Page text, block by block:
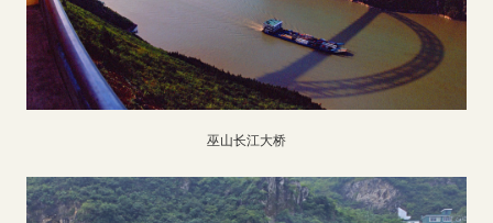
巫山长江大桥